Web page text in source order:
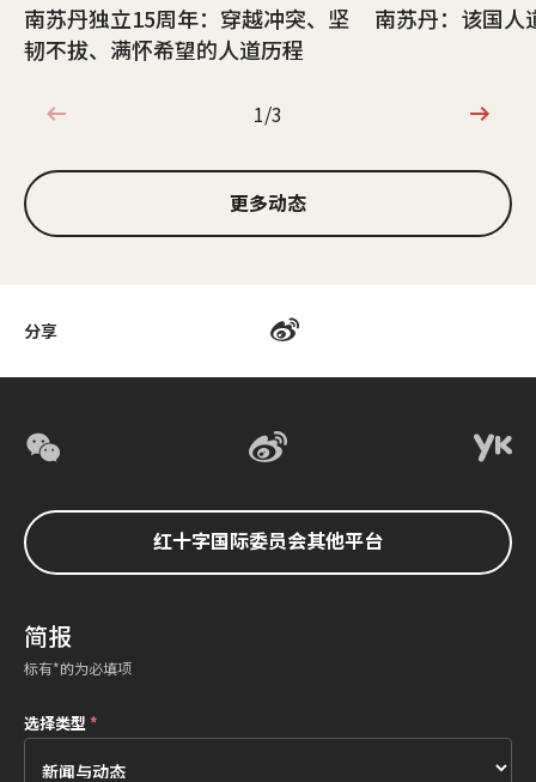
分享
南苏丹独立15周年：穿越冲突、坚
韧不拔、满怀希望的人道历程
南苏丹：该国人
1/3
1/3
更多动态
红十字国际委员会其他平台
简报
标有*的为必填项
选择类型 *